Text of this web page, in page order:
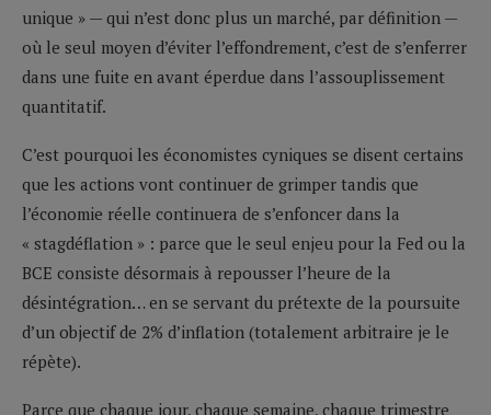
unique » — qui n’est donc plus un marché, par définition —
où le seul moyen d’éviter l’effondrement, c’est de s’enferrer
dans une fuite en avant éperdue dans l’assouplissement
quantitatif.
C’est pourquoi les économistes cyniques se disent certains
que les actions vont continuer de grimper tandis que
l’économie réelle continuera de s’enfoncer dans la
« stagdéflation » : parce que le seul enjeu pour la Fed ou la
BCE consiste désormais à repousser l’heure de la
désintégration… en se servant du prétexte de la poursuite
d’un objectif de 2% d’inflation (totalement arbitraire je le
répète).
Parce que chaque jour, chaque semaine, chaque trimestre